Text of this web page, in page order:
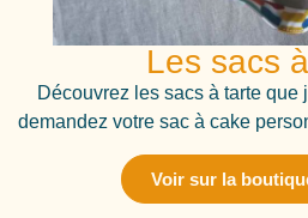
Les sacs
Découvrez les sacs à tarte que
demandez votre sac à cake
Voir sur la